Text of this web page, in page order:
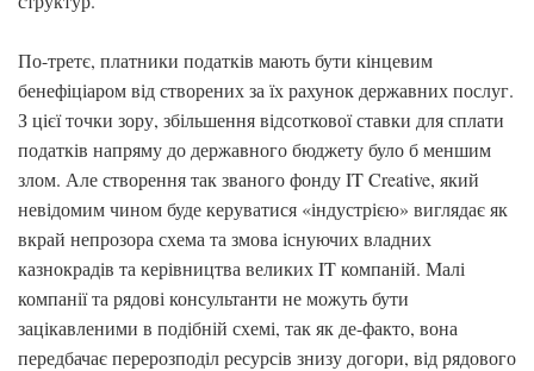
По-третє, платники податків мають бути кінцевим
бенефіціаром від створених за їх рахунок державних послуг.
З цієї точки зору, збільшення відсоткової ставки для сплати
податків напряму до державного бюджету було б меншим
злом. Але створення так званого фонду IT Creative, який
невідомим чином буде керуватися «індустрією» виглядає як
вкрай непрозора схема та змова існуючих владних
казнокрадів та керівництва великих IT компаній. Малі
компанії та рядові консультанти не можуть бути
зацікавленими в подібній схемі, так як де-факто, вона
передбачає перерозподіл ресурсів знизу догори, від рядового